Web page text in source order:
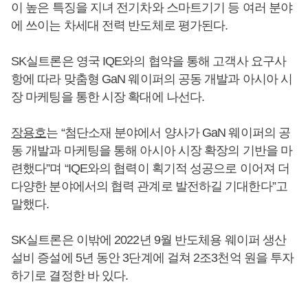
이 높은 특징을 지녀 전기차와 스마트기기 등 여러 분야
에 쓰이는 차세대 전력 반도체로 평가된다.
SK실트론은 영국 IQE와의 협약을 통해 고객사 요구사
항에 따라 맞춤형 GaN 웨이퍼의 공동 개발과 아시아 시
장 마케팅을 통한 시장 확대에 나선다.
장용호는 “첨단소재 분야에서 양사가 GaN 웨이퍼의 공
동 개발과 마케팅을 통해 아시아 시장 확장의 기반을 마
련했다”며 “IQE와의 협력이 획기적 성공으로 이어져 더
다양한 분야에서의 협력 관계로 발전하길 기대한다”고
말했다.
SK실트론은 이밖에 2022년 9월 반도체용 웨이퍼 생산
설비 증설에 5년 동안 3단계에 걸쳐 2조3천억 원을 투자
하기로 결정한 바 있다.